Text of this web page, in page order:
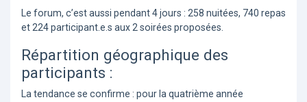
Le forum, c’est aussi pendant 4 jours : 258 nuitées, 740 repas
et 224 participant.e.s aux 2 soirées proposées.
Répartition géographique des
participants :
La tendance se confirme : pour la quatrième année